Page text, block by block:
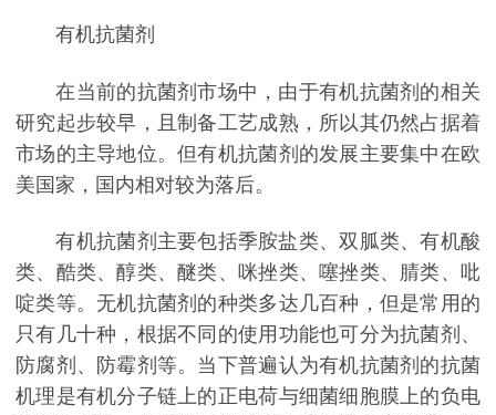
有机抗菌剂
在当前的抗菌剂市场中，由于有机抗菌剂的相关
研究起步较早，且制备工艺成熟，所以其仍然占据着
市场的主导地位。但有机抗菌剂的发展主要集中在欧
美国家，国内相对较为落后。
有机抗菌剂主要包括季胺盐类、双胍类、有机酸
类、酷类、醇类、醚类、咪挫类、噻挫类、腈类、吡
啶类等。无机抗菌剂的种类多达几百种，但是常用的
只有几十种，根据不同的使用功能也可分为抗菌剂、
防腐剂、防霉剂等。当下普遍认为有机抗菌剂的抗菌
机理是有机分子链上的正电荷与细菌细胞膜上的负电